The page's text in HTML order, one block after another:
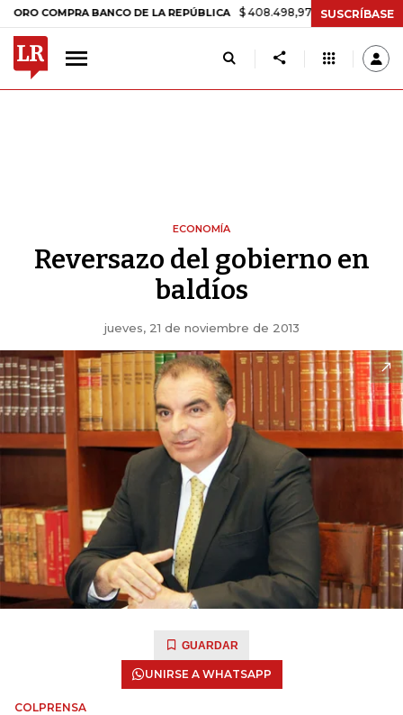
BANCO DE LA REPÚBLICA $ 408.498,97 +$ 8.753,81 +2,19%
SUSCRÍBASE
ECONOMÍA
Reversazo del gobierno en
baldíos
jueves, 21 de noviembre de 2013
GUARDAR
UNIRSE A WHATSAPP
COLPRENSA